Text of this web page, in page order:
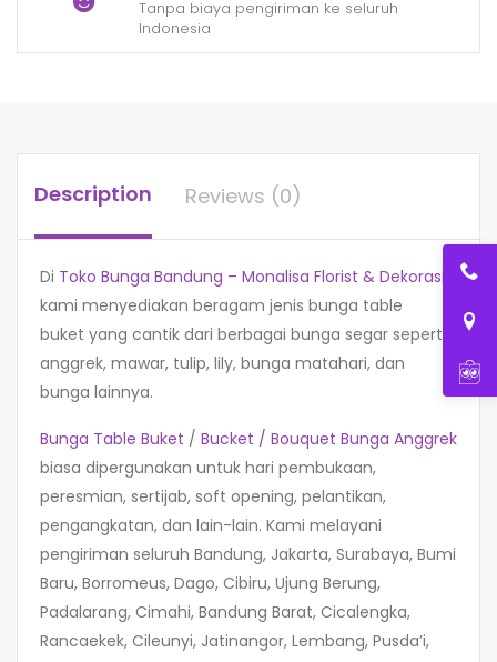
Tanpa biaya pengiriman ke seluruh
Indonesia
Description Reviews (0)
Di Toko Bunga Bandung – Monalisa Florist & Dekorasi
kami menyediakan beragam jenis bunga table
buket yang cantik dari berbagai bunga segar seperti
anggrek, mawar, tulip, lily, bunga matahari, dan
bunga lainnya.
Bunga Table Buket / Bucket / Bouquet Bunga Anggrek
biasa dipergunakan untuk hari pembukaan,
peresmian, sertijab, soft opening, pelantikan,
pengangkatan, dan lain-lain. Kami melayani
pengiriman seluruh Bandung, Jakarta, Surabaya, Bumi
Baru, Borromeus, Dago, Cibiru, Ujung Berung,
Padalarang, Cimahi, Bandung Barat, Cicalengka,
Rancaekek, Cileunyi, Jatinangor, Lembang, Pusda’i,